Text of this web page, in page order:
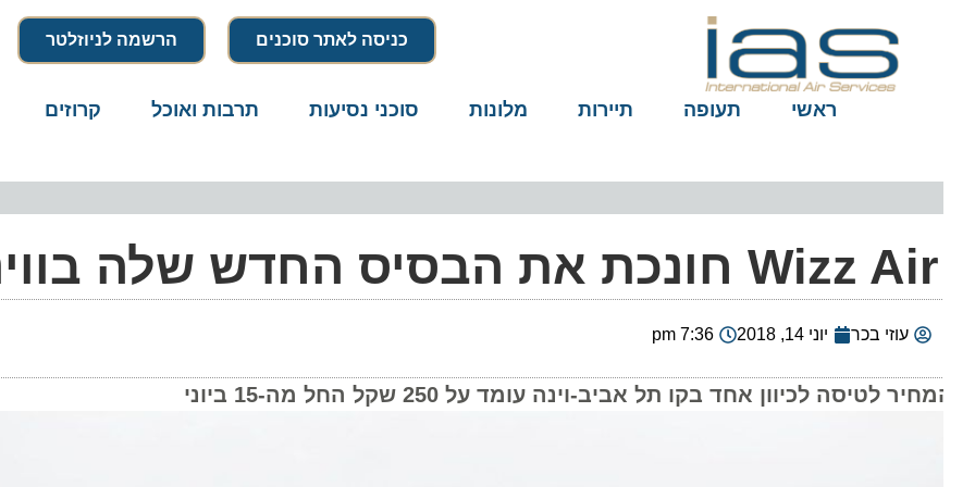
כניסה לאתר סוכנים הרשמה לניוזלטר
ראשי תעופה תיירות מלונות סוכני נסיעות תרבות ואוכל קרוזים
עוזי בכר יוני 14, 2018 7:36 pm
לטיסה לכיוון אחד בקו תל אביב-וינה עומד על 250 שקל החל מה-15 ביוני